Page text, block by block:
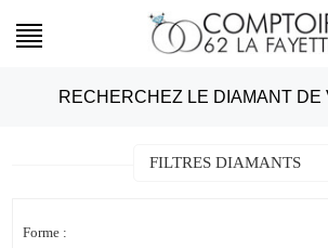
RECHERCHEZ LE DIAMANT DE
FILTRES DIAMANTS
Forme :